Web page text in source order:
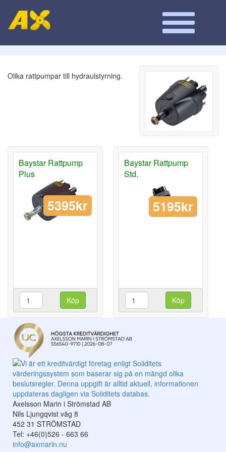
Olika rattpumpar till hydraulstyrning.
Baystar Rattpump
Plus
5395kr
Köp
Baystar Rattpump
Std.
5195kr
Köp
Axelsson Marin i Strömstad AB
Nils Ljungqvist väg 8
452 31 STRÖMSTAD
Tel: +46(0)526 - 663 66
info@axmarin.nu